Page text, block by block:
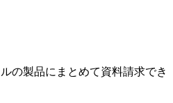
製品にまとめて資料請求でき